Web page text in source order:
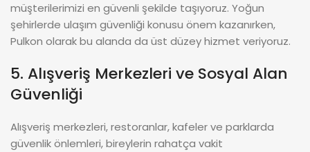
müşterilerimizi en güvenli şekilde taşıyoruz. Yoğun
şehirlerde ulaşım güvenliği konusu önem kazanırken,
Pulkon olarak bu alanda da üst düzey hizmet veriyoruz.
5. Alışveriş Merkezleri ve Sosyal Alan
Güvenliği
Alışveriş merkezleri, restoranlar, kafeler ve parklarda
güvenlik önlemleri, bireylerin rahatça vakit